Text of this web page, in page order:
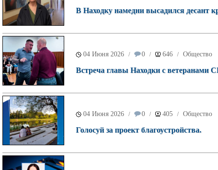
В Находку намедни высадился десант
04 Июня 2026 / 0 / 646 / Общество
Встреча главы Находки с ветеранами
04 Июня 2026 / 0 / 405 / Общество
Голосуй за проект благоустройства.